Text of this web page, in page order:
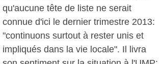
qu'aucune tête de liste ne serait
connue d'ici le dernier trimestre 2013:
"continuons surtout à rester unis et
impliqués dans la vie locale". Il livra